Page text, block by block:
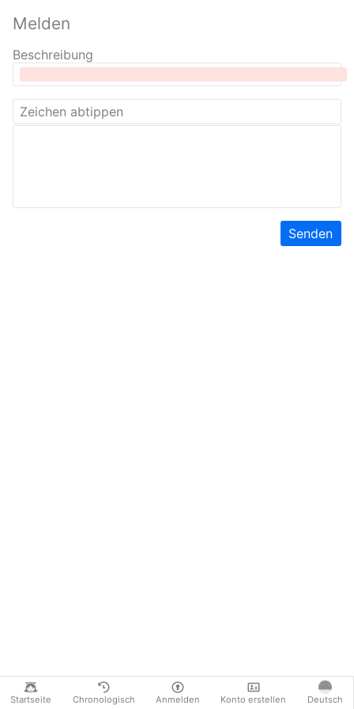
Startseite Chronologisch Anmelden Konto erstellen Deutsch
Melden
Beschreibung
Senden